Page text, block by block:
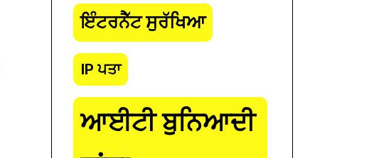
ਇੰਟਰਨੈੱਟ ਸੁਰੱਖਿਆ
IP ਪਤਾ
ਆਈਟੀ ਬੁਨਿਆਦੀ